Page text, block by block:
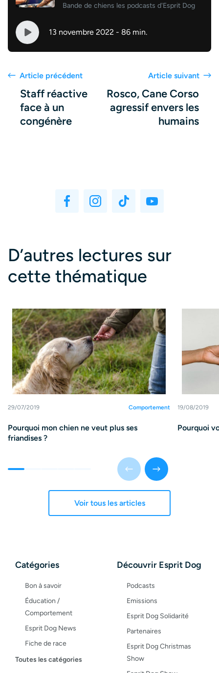
Catégories
Bon à savoir
Éducation /
Comportement
Esprit Dog News
Fiche de race
Maladies du chien
Toutes les catégories
Découvrir Esprit Dog
Podcasts
Emissions
Esprit Dog Solidarité
Partenaires
Esprit Dog Christmas
Show
Bande de chiens les podcasts d'Esprit Dog
13 novembre 2022 - 86 min.
Article précédent
Staff réactive
face à un
congénère
Article suivant
Rosco, Cane Corso
agressif envers les
humains
D’autres lectures sur
cette thématique
29/07/2019 Comportement
Pourquoi mon chien ne veut plus ses
friandises ?
19/08/2019
Pourquoi
Voir tous les articles